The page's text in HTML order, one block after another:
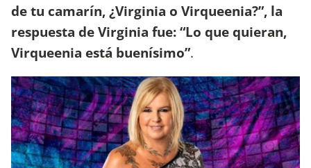
de tu camarín, ¿Virginia o Virqueenia?”, la
respuesta de Virginia fue: “Lo que quieran,
Virqueenia está buenísimo”.